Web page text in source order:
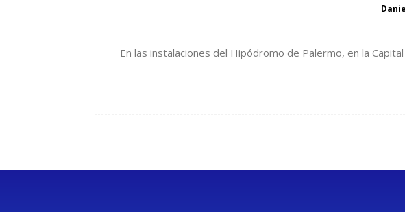
En las instalaciones del Hipódromo de Palermo, en la